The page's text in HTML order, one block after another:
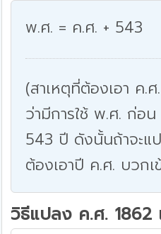
พ.ศ. = ค.ศ. + 543
(สาเหตุที่ต้องเอา ค.
ว่ามีการใช้ พ.ศ. ก่อ
543 ปี ดังนั้นถ้าจะแ
ต้องเอาปี ค.ศ. บวก
วิธีแปลง ค.ศ. 1862